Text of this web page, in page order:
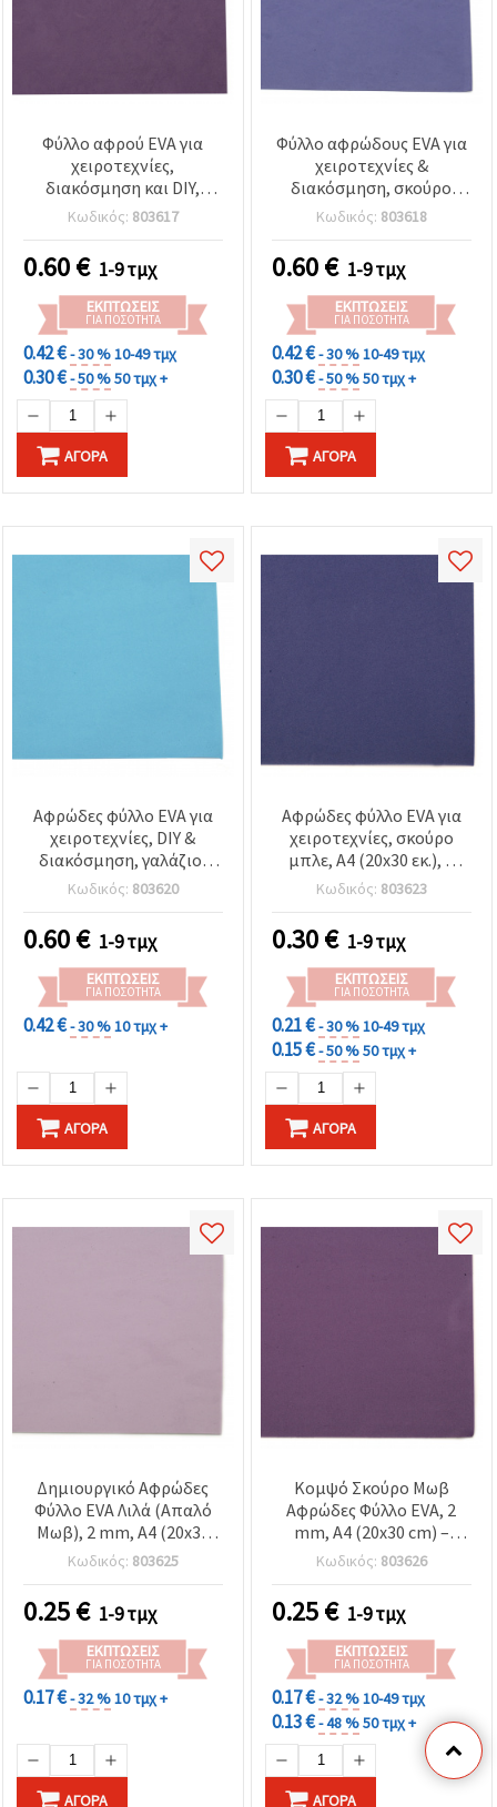
Φύλλο αφρού EVA για
χειροτεχνίες,
διακόσμηση και DIY,
σκούρο μωβ, 0,8–0,9 mm,
50x50 cm
Κωδικός: 803617
0.60€ 1-9 τμχ
ΕΚΠΤΏΣΕΙΣ
ΓΙΑ ΠΟΣΌΤΗΤΑ
0.42 €- 30 %10-49 τμχ
0.30 €- 50 %50 τμχ +
ΑΓΟΡΆ
Φύλλο αφρώδους EVA για
χειροτεχνίες &
διακόσμηση, σκούρο
μπλε, πάχος 0,8–0,9 mm,
50x50 cm
Κωδικός: 803618
0.60€ 1-9 τμχ
ΕΚΠΤΏΣΕΙΣ
ΓΙΑ ΠΟΣΌΤΗΤΑ
0.42 €- 30 %10-49 τμχ
0.30 €- 50 %50 τμχ +
ΑΓΟΡΆ
Αφρώδες φύλλο EVA για
χειροτεχνίες, DIY &
διακόσμηση, γαλάζιο,
0,8–0,9 mm, 50x50 cm
Κωδικός: 803620
0.60€ 1-9 τμχ
ΕΚΠΤΏΣΕΙΣ
ΓΙΑ ΠΟΣΌΤΗΤΑ
0.42 €- 30 %10 τμχ +
ΑΓΟΡΆ
Αφρώδες φύλλο EVA για
χειροτεχνίες, σκούρο
μπλε, A4 (20x30 εκ.), 2
mm
Κωδικός: 803623
0.30€ 1-9 τμχ
ΕΚΠΤΏΣΕΙΣ
ΓΙΑ ΠΟΣΌΤΗΤΑ
0.21 €- 30 %10-49 τμχ
0.15 €- 50 %50 τμχ +
ΑΓΟΡΆ
Δημιουργικό Αφρώδες
Φύλλο EVA Λιλά (Απαλό
Μωβ), 2 mm, A4 (20x30
cm) – Ιδανικό για
Scrapbooking,
Χειροτεχνίες &
Διασκεδαστικές DIY
Διακοσμήσεις
Κωδικός: 803625
0.25€ 1-9 τμχ
ΕΚΠΤΏΣΕΙΣ
ΓΙΑ ΠΟΣΌΤΗΤΑ
0.17 €- 32 %10 τμχ +
ΑΓΟΡΆ
Κομψό Σκούρο Μωβ
Αφρώδες Φύλλο EVA, 2
mm, A4 (20x30 cm) –
Ιδανικό για Δημιουργικό
Σκραπμπούκινγκ,
Σχολικές Κατασκευές &
Χειροποίητες DIY
Κατασκευές
Κωδικός: 803626
0.25€ 1-9 τμχ
ΕΚΠΤΏΣΕΙΣ
ΓΙΑ ΠΟΣΌΤΗΤΑ
0.17 €- 32 %10-49 τμχ
0.13 €- 48 %50 τμχ +
ΑΓΟΡΆ